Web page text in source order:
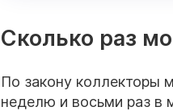
Сколько раз
По закону коллекторы
неделю и восьми раз в